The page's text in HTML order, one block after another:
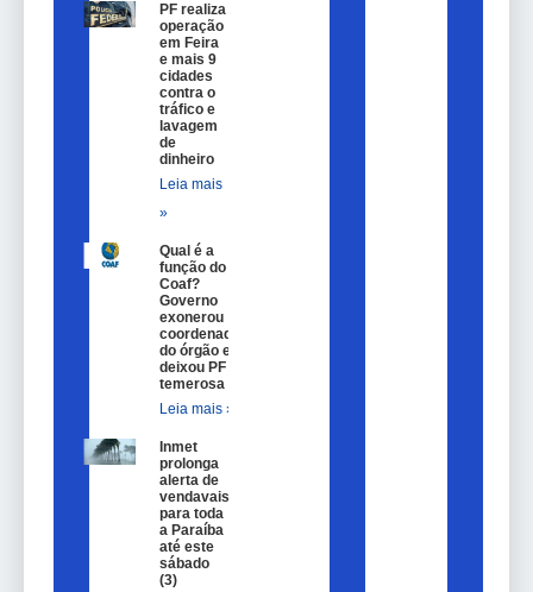
PF realiza
operação
em Feira
e mais 9
cidades
contra o
tráfico e
lavagem
de
dinheiro
Leia mais
»
Qual é a
função do
Coaf?
Governo
exonerou
coordenador
do órgão e
deixou PF
temerosa
Leia mais »
Inmet
prolonga
alerta de
vendavais
para toda
a Paraíba
até este
sábado
(3)